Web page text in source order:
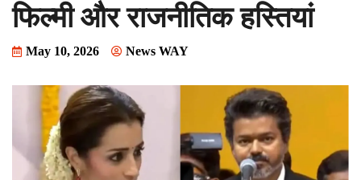
फिल्मी और राजनीतिक हस्तियां
May 10, 2026 News WAY